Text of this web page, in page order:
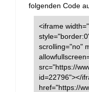
folgenden Code
<iframe
scrolling="no"
src="https://
id=22796"></
href="https://